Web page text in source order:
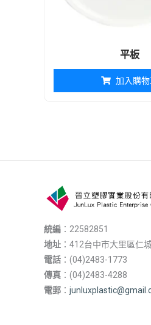
平板
加入購物
統編 ：22582851
地址 ：412台中市大里區仁
電話 ：(04)2483-1773
傳真 ：(04)2483-4288
電郵 ：